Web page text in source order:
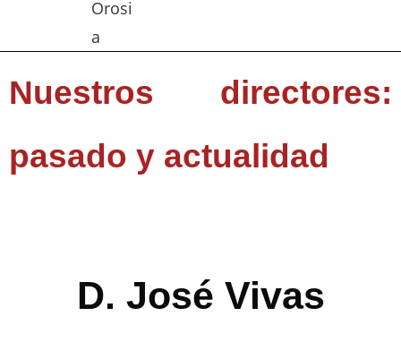
Nuestros directores:
pasado y actualidad
D. José Vivas